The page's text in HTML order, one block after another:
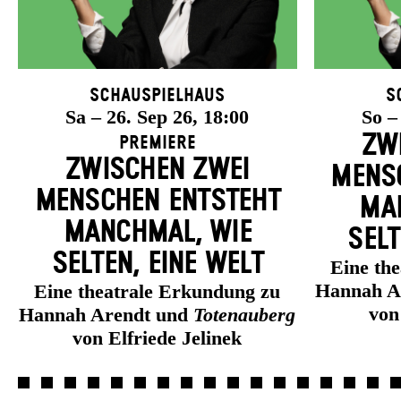
Schauspielhaus
Sa – 26. Sep 26, 18:00
Premiere
ZWISCHEN ZWEI
MENSCHEN ENT­STEHT
MANCH­MAL, WIE
SELTEN, EINE WELT
Eine theatrale Erkundung zu
Hannah Arendt und Totenauberg
von Elfriede Jelinek
So
Eine
Hannah